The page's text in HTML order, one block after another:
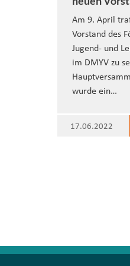
Am 9. April
Vorstand des
Jugend- und
im DMYV zu
wurde ein…
17.06.2022